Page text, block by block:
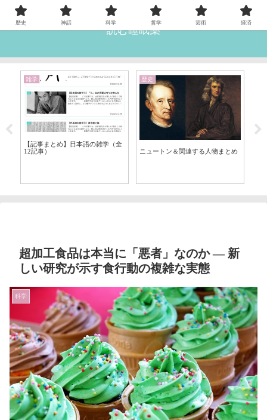
読む睡眠薬
雑学
【記事まとめ】日本語の雑学（全
12記事）
歴史
ニュートン＆関連する人物まとめ
【
死
超加工食品は本当に「悪者」なのか ― 新
しい研究が示す食行動の複雑な実態
科学
歴史 神話 科学 哲学 芸術 経済